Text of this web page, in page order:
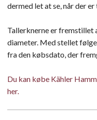
dermed let at se, når der
Tallerknerne er fremstillet
diameter. Med stellet
fra den købsdato, der
Du kan købe Kähler
her.